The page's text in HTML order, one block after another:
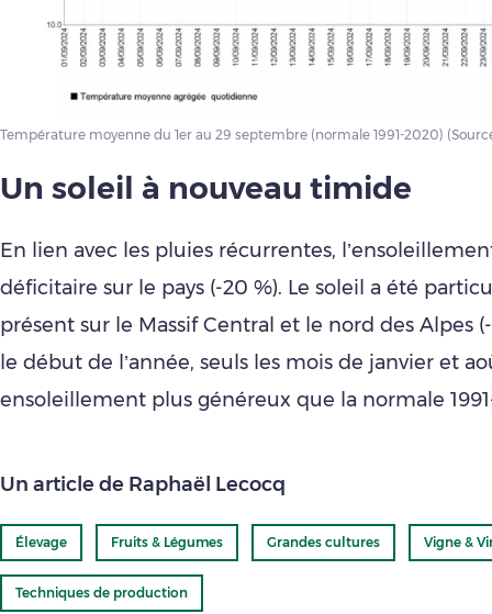
Température moyenne du 1er au 29 septembre (normale 1991-2020)
Un soleil à nouveau timide
En lien avec les pluies récurrentes,
déficitaire sur le pays (-20 %). Le soleil a été
présent sur le Massif Central et le nord des Alpes
le début de l’année, seuls les mois de janvier et
ensoleillement plus généreux que la normale
Un article de Raphaël Lecocq
Élevage Fruits & Légumes Grandes cultures Vigne &
Techniques de production